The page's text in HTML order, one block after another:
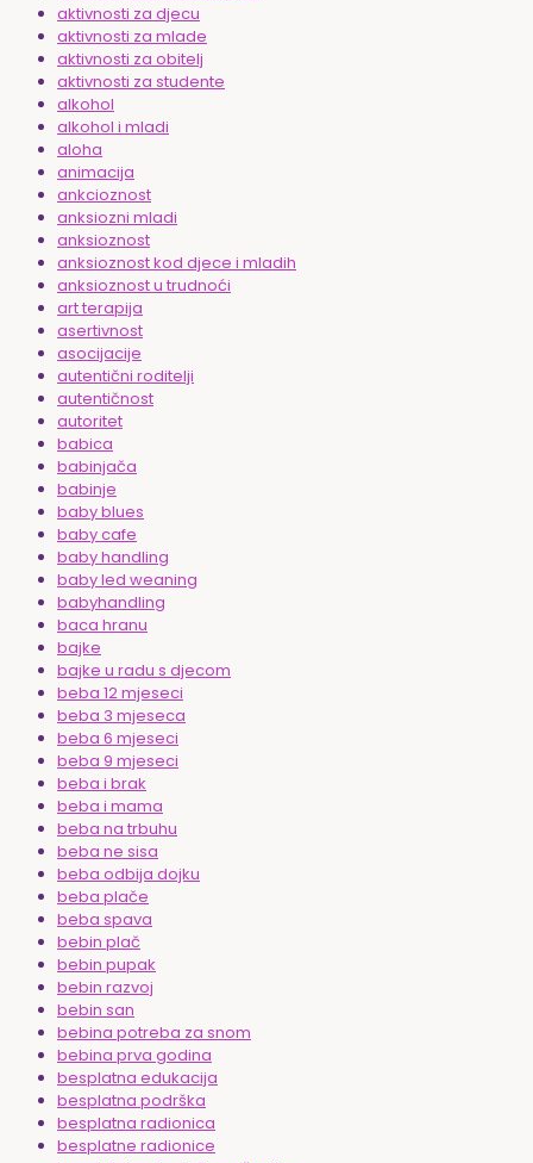
aktivnosti za djecu
aktivnosti za mlade
aktivnosti za obitelj
aktivnosti za studente
alkohol
alkohol i mladi
aloha
animacija
ankcioznost
anksiozni mladi
anksioznost
anksioznost kod djece i mladih
anksioznost u trudnoći
art terapija
asertivnost
asocijacije
autentični roditelji
autentičnost
autoritet
babica
babinjača
babinje
baby blues
baby cafe
baby handling
baby led weaning
babyhandling
baca hranu
bajke
bajke u radu s djecom
beba 12 mjeseci
beba 3 mjeseca
beba 6 mjeseci
beba 9 mjeseci
beba i brak
beba i mama
beba na trbuhu
beba ne sisa
beba odbija dojku
beba plače
beba spava
bebin plač
bebin pupak
bebin razvoj
bebin san
bebina potreba za snom
bebina prva godina
besplatna edukacija
besplatna podrška
besplatna radionica
besplatne radionice